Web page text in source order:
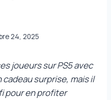
24, 2025
joueurs sur PS5 avec
surprise, mais il
pour en profiter